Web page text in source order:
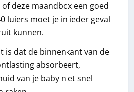
deze maandbox een goed
luiers moet je in ieder geval
kunnen.
is dat de binnenkant van de
absorbeert,
van je baby niet snel